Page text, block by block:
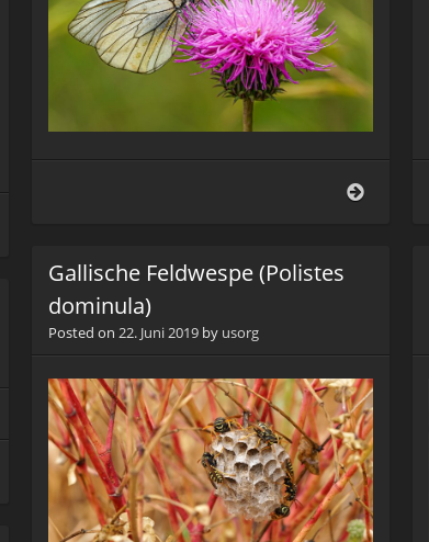
variabilis)Gallische Feldwespe (Polistes
dominula)
Posted on 22. Juni 2019by usorg
Eichenbock
(Cerambyx